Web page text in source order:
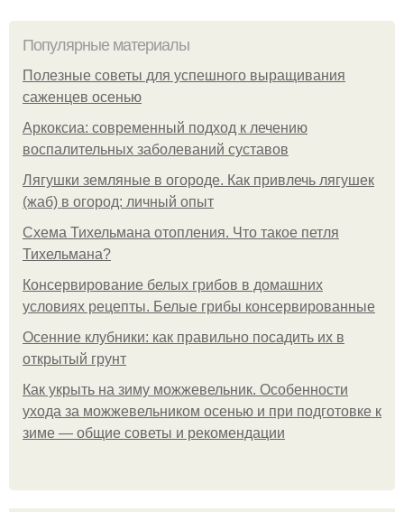
Популярные материалы
Полезные советы для успешного выращивания
саженцев осенью
Аркоксиа: современный подход к лечению
воспалительных заболеваний суставов
Лягушки земляные в огороде. Как привлечь лягушек
(жаб) в огород: личный опыт
Схема Тихельмана отопления. Что такое петля
Тихельмана?
Консервирование белых грибов в домашних
условиях рецепты. Белые грибы консервированные
Осенние клубники: как правильно посадить их в
открытый грунт
Как укрыть на зиму можжевельник. Особенности
ухода за можжевельником осенью и при подготовке к
зиме — общие советы и рекомендации